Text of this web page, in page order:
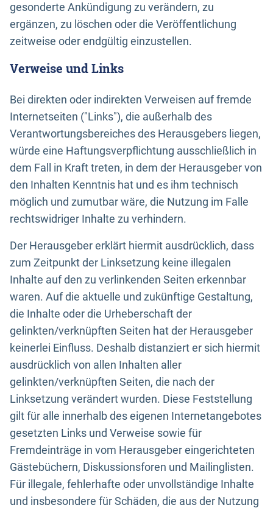
gesonderte Ankündigung zu verändern, zu
ergänzen, zu löschen oder die Veröffentlichung
zeitweise oder endgültig einzustellen.
Verweise und Links
Bei direkten oder indirekten Verweisen auf fremde
Internetseiten ("Links"), die außerhalb des
Verantwortungsbereiches des Herausgebers liegen,
würde eine Haftungsverpflichtung ausschließlich in
dem Fall in Kraft treten, in dem der Herausgeber von
den Inhalten Kenntnis hat und es ihm technisch
möglich und zumutbar wäre, die Nutzung im Falle
rechtswidriger Inhalte zu verhindern.
Der Herausgeber erklärt hiermit ausdrücklich, dass
zum Zeitpunkt der Linksetzung keine illegalen
Inhalte auf den zu verlinkenden Seiten erkennbar
waren. Auf die aktuelle und zukünftige Gestaltung,
die Inhalte oder die Urheberschaft der
gelinkten/verknüpften Seiten hat der Herausgeber
keinerlei Einfluss. Deshalb distanziert er sich hiermit
ausdrücklich von allen Inhalten aller
gelinkten/verknüpften Seiten, die nach der
Linksetzung verändert wurden. Diese Feststellung
gilt für alle innerhalb des eigenen Internetangebotes
gesetzten Links und Verweise sowie für
Fremdeinträge in vom Herausgeber eingerichteten
Gästebüchern, Diskussionsforen und Mailinglisten.
Für illegale, fehlerhafte oder unvollständige Inhalte
und insbesondere für Schäden, die aus der Nutzung